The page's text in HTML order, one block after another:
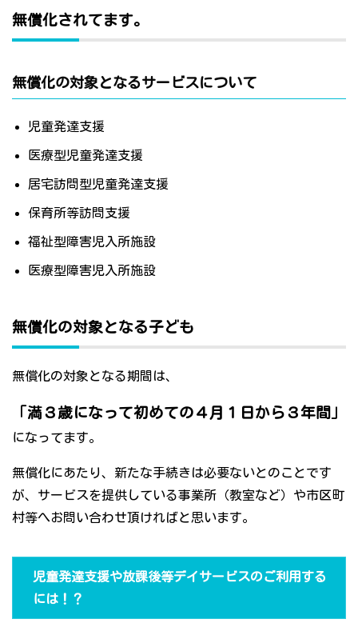
無償化されてます。
無償化の対象となるサービスについて
児童発達支援
医療型児童発達支援
居宅訪問型児童発達支援
保育所等訪問支援
福祉型障害児入所施設
医療型障害児入所施設
無償化の対象となる子ども
無償化の対象となる期間は、
「満３歳になって初めての４月１日から３年間」
になってます。
無償化にあたり、新たな手続きは必要ないとのことです
が、サービスを提供している事業所（教室など）や市区町
村等へお問い合わせ頂ければと思います。
児童発達支援や放課後等デイサービスのご利用する
には！？